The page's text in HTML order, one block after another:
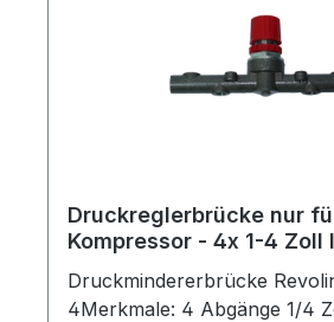
Druckreglerbrücke nur
Kompressor - 4x 1-4 Zoll
Druckmindererbrücke
4Merkmale: 4 Abgänge 1/4 Zoll IG Länge: